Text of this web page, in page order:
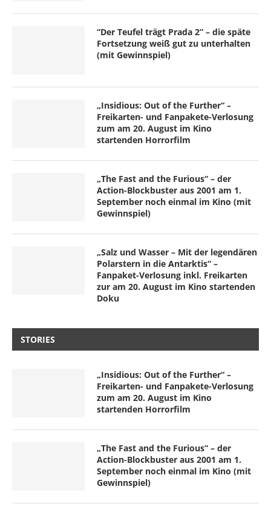
“Der Teufel trägt Prada 2” – die späte
Fortsetzung weiß gut zu unterhalten
(mit Gewinnspiel)
„Insidious: Out of the Further“ –
Freikarten- und Fanpakete-Verlosung
zum am 20. August im Kino
startenden Horrorfilm
„The Fast and the Furious“ – der
Action-Blockbuster aus 2001 am 1.
September noch einmal im Kino (mit
Gewinnspiel)
„Salz und Wasser – Mit der legendären
Polarstern in die Antarktis“ –
Fanpaket-Verlosung inkl. Freikarten
zur am 20. August im Kino startenden
Doku
STORIES
„Insidious: Out of the Further“ –
Freikarten- und Fanpakete-Verlosung
zum am 20. August im Kino
startenden Horrorfilm
„The Fast and the Furious“ – der
Action-Blockbuster aus 2001 am 1.
September noch einmal im Kino (mit
Gewinnspiel)